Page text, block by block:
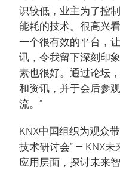
识较低，业主为了控
能耗的技术。很高兴
一个很有效的平台，
讯，令我留下深刻印
素也很好。通过论坛
和资讯，并于会后参
流。”
KNX中国组织为观众
技术研讨会” — KNX未
应用层面，探讨未来